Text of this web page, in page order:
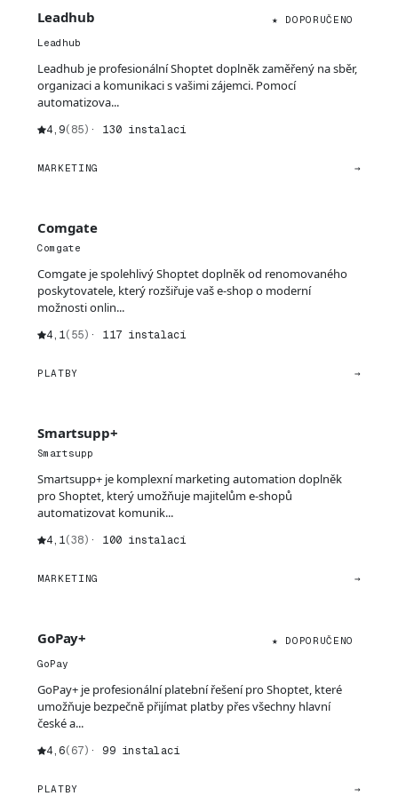
Leadhub
★ DOPORUČENO
Leadhub
Leadhub je profesionální Shoptet doplněk zaměřený na sběr,
organizaci a komunikaci s vašimi zájemci. Pomocí
automatizova...
4,9(85) · 130 instalací
MARKETING →
Comgate
Comgate
Comgate je spolehlivý Shoptet doplněk od renomovaného
poskytovatele, který rozšiřuje vaš e-shop o moderní
možnosti onlin...
4,1(55) · 117 instalací
PLATBY →
Smartsupp+
Smartsupp
Smartsupp+ je komplexní marketing automation doplněk
pro Shoptet, který umožňuje majitelům e-shopů
automatizovat komunik...
4,1(38) · 100 instalací
MARKETING →
GoPay+
★ DOPORUČENO
GoPay
GoPay+ je profesionální platební řešení pro Shoptet, které
umožňuje bezpečně přijímat platby přes všechny hlavní
české a...
4,6(67) · 99 instalací
PLATBY →